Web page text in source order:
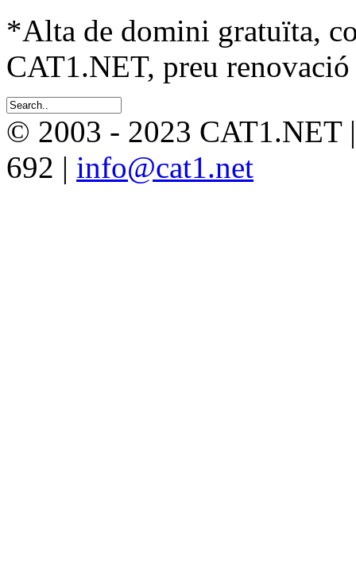
*Alta de domini gratuïta,
CAT1.NET, preu
© 2003 - 2023 CAT1.NET
692 | info@cat1.net